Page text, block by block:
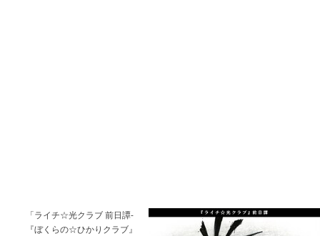
「ライチ☆光クラブ 前日譚-
『ぼくらの☆ひかりクラブ』